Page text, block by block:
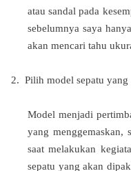
atau sandal pada
sebelumnya saya
akan mencari tahu
2. Pilih model sepatu yang
Model menjadi
yang menggemaskan,
saat melakukan
sepatu yang akan